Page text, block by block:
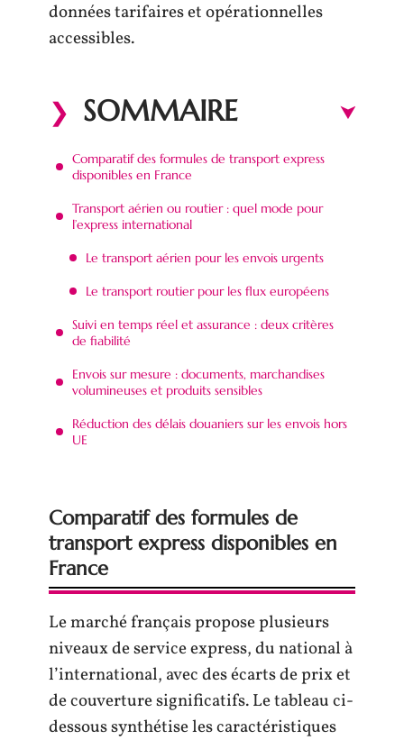
données tarifaires et opérationnelles
accessibles.
SOMMAIRE
Comparatif des formules de transport express
disponibles en France
Transport aérien ou routier : quel mode pour
l’express international
Le transport aérien pour les envois urgents
Le transport routier pour les flux européens
Suivi en temps réel et assurance : deux critères
de fiabilité
Envois sur mesure : documents, marchandises
volumineuses et produits sensibles
Réduction des délais douaniers sur les envois hors
UE
Comparatif des formules de
transport express disponibles en
France
Le marché français propose plusieurs
niveaux de service express, du national à
l’international, avec des écarts de prix et
de couverture significatifs. Le tableau ci-
dessous synthétise les caractéristiques